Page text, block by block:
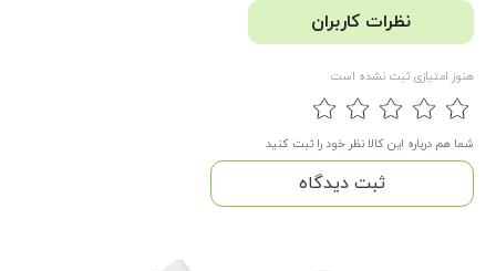
نظرات کاربران
هنوز امتیازی ثبت نشده است
شما هم درباره این کالا نظر خود را ثبت کنید
ثبت دیدگاه